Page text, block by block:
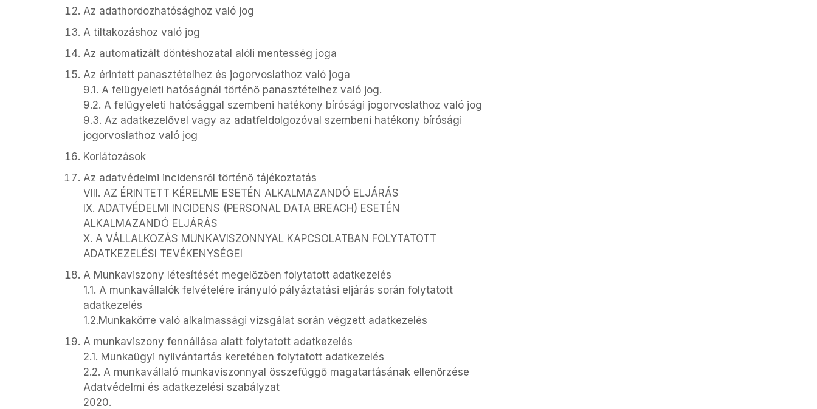
Az adathordozhatósághoz való jog
A tiltakozáshoz való jog
Az automatizált döntéshozatal alóli mentesség joga
Az érintett panasztételhez és jogorvoslathoz való joga
9.1. A felügyeleti hatóságnál történő panasztételhez való jog.
9.2. A felügyeleti hatósággal szembeni hatékony bírósági jogorvoslathoz való jog
9.3. Az adatkezelővel vagy az adatfeldolgozóval szembeni hatékony bírósági
jogorvoslathoz való jog
Korlátozások
Az adatvédelmi incidensről történő tájékoztatás
VIII. AZ ÉRINTETT KÉRELME ESETÉN ALKALMAZANDÓ ELJÁRÁS
IX. ADATVÉDELMI INCIDENS (PERSONAL DATA BREACH) ESETÉN
ALKALMAZANDÓ ELJÁRÁS
X. A VÁLLALKOZÁS MUNKAVISZONNYAL KAPCSOLATBAN FOLYTATOTT
ADATKEZELÉSI TEVÉKENYSÉGEI
A Munkaviszony létesítését megelőzően folytatott adatkezelés
1.1. A munkavállalók felvételére irányuló pályáztatási eljárás során folytatott
adatkezelés
1.2.Munkakörre való alkalmassági vizsgálat során végzett adatkezelés
A munkaviszony fennállása alatt folytatott adatkezelés
2.1. Munkaügyi nyilvántartás keretében folytatott adatkezelés
2.2. A munkavállaló munkaviszonnyal összefüggő magatartásának ellenőrzése
Adatvédelmi és adatkezelési szabályzat
2020.